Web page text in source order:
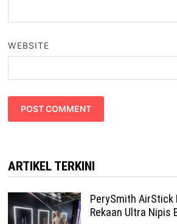
WEBSITE
ARTIKEL TERKINI
PerySmith AirStick
Rekaan Ultra Nipis